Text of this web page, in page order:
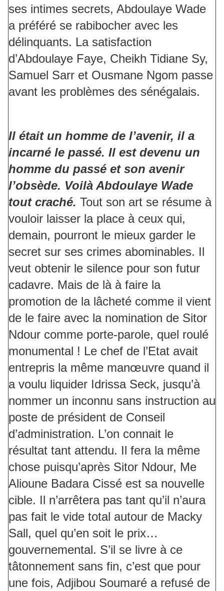
ses intimes secrets, Abdoulaye Wade
a préféré se rabibocher avec les
délinquants. La satisfaction
d’Abdoulaye Faye, Cheikh Tidiane Sy,
Samuel Sarr et Ousmane Ngom passe
avant les problèmes des sénégalais.
Il était un homme de l’avenir, il a
incarné le passé. Il est devenu un
homme du passé et son avenir
l’obsède. Voilà Abdoulaye Wade
tout craché. Tout son art se résume à
vouloir laisser la place à ceux qui,
demain, pourront le mieux garder le
secret sur ses crimes abominables. Il
veut obtenir le silence pour son futur
cadavre. Mais de là à faire la
promotion de la lâcheté comme il vient
de le faire avec la nomination de Sitor
Ndour comme porte-parole, quel roulé
monumental ! Le chef de l’Etat avait
entrepris la même manœuvre quand il
a voulu liquider Idrissa Seck, jusqu’à
nommer un inconnu sans instruction au
poste de président de Conseil
d’administration. L’on connait le
résultat tant attendu. Il fera la même
chose puisqu’après Sitor Ndour, Me
Alioune Badara Cissé est sa nouvelle
cible. Il n’arrêtera pas tant qu’il n’aura
pas fait le vide total autour de Macky
Sall, quel qu’en soit le prix…
gouvernemental. S’il se livre à ce
tâtonnement sans fin, c’est que pour
une fois, Adjibou Soumaré a refusé de